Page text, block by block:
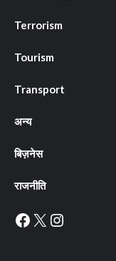
Terrorism
Tourism
Transport
अन्य
बिज़नेस
राजनीति
Facebook
X Instagram